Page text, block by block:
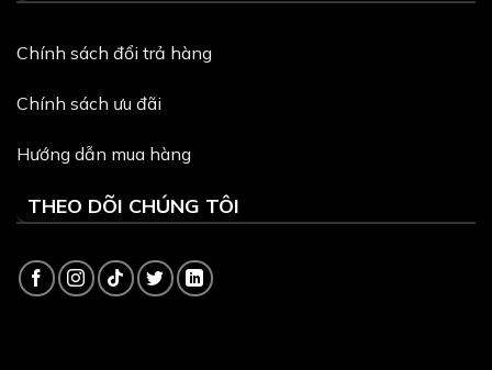
Chính sách đổi trả hàng
Chính sách ưu đãi
Hướng dẫn mua hàng
THEO DÕI CHÚNG TÔI